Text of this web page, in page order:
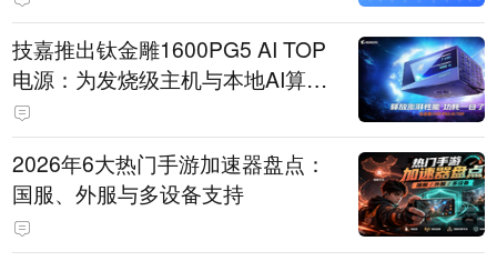
技嘉推出钛金雕1600PG5 AI TOP
电源：为发烧级主机与本地AI算力
打造旗舰供电方案
2026年6大热门手游加速器盘点：
国服、外服与多设备支持